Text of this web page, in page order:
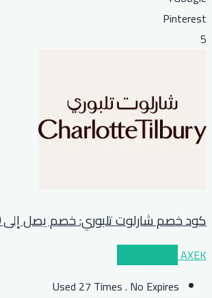
Pinterest
5
كود خصم شارلوت تلبوري: خصم يصل إلى 30% على جميع منتجات المكياج
AXEK
Used 27 Times. No Expires